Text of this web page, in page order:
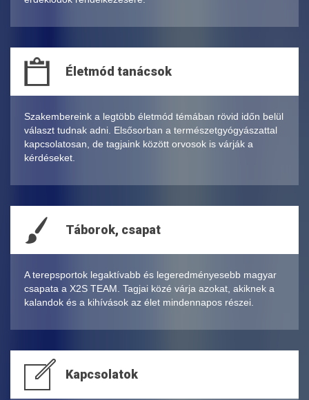
Életmód tanácsok
Szakembereink a legtöbb életmód témában rövid időn belül
választ tudnak adni. Elsősorban a természetgyógyászattal
kapcsolatosan, de tagjaink között orvosok is várják a
kérdéseket.
Táborok, csapat
A terepsportok legaktívabb és legeredményesebb magyar
csapata a X2S TEAM. Tagjai közé várja azokat, akiknek a
kalandok és a kihívások az élet mindennapos részei.
Kapcsolatok